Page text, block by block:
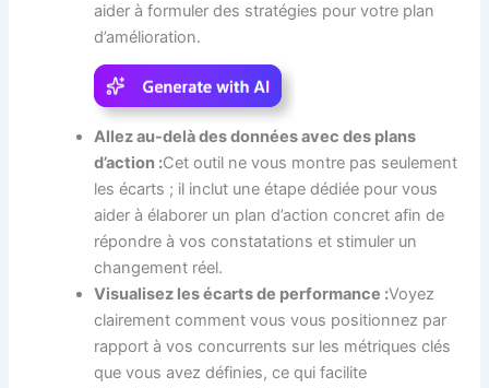
aider à formuler des stratégies pour votre plan
d’amélioration.
Allez au-delà des données avec des plans
d’action :Cet outil ne vous montre pas seulement
les écarts ; il inclut une étape dédiée pour vous
aider à élaborer un plan d’action concret afin de
répondre à vos constatations et stimuler un
changement réel.
Visualisez les écarts de performance :Voyez
clairement comment vous vous positionnez par
rapport à vos concurrents sur les métriques clés
que vous avez définies, ce qui facilite